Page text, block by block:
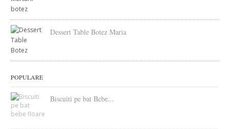
Dessert Table Botez Maria
POPULARE
Biscuiti pe bat Bebe...